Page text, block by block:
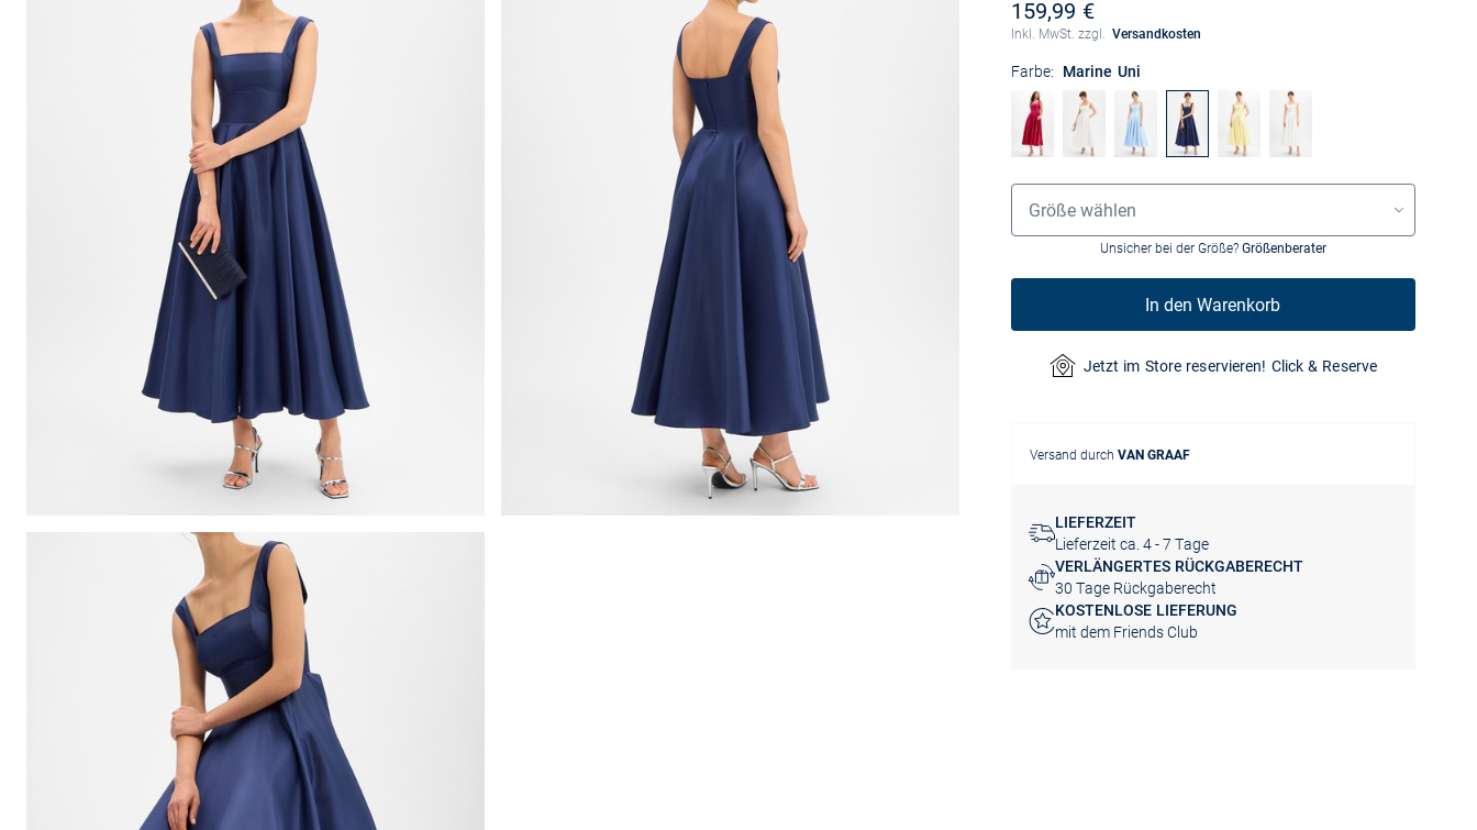
159,99 €
Inkl. MwSt. zzgl. Versandkosten
Farbe: Marine Uni
Größenauswahl
Größe wählen
Unsicher bei der Größe? Größenberater
In den Warenkorb
Jetzt im Store reservieren! Click & Reserve
Versand durch VAN GRAAF
LIEFERZEIT
Lieferzeit ca. 4 - 7 Tage
VERLÄNGERTES RÜCKGABERECHT
30 Tage Rückgaberecht
KOSTENLOSE LIEFERUNG
mit dem Friends Club